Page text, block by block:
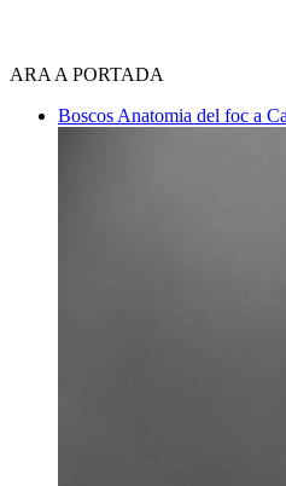
ARA A PORTADA
Boscos Anatomia del foc a